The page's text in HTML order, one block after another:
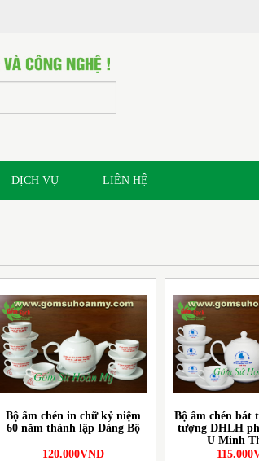
DỊCH VỤ LIÊN HỆ
Bộ ấm chén in chữ kỷ niệm
60 năm thành lập Đảng Bộ
120.000VND
Bộ ấm chén bát
tượng ĐHLH
U Minh